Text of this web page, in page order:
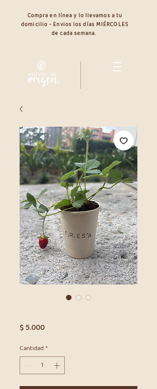
Compra en línea y lo llevamos a tu
domicilio - Envios los días MIÉRCOLES
de cada semana.
$ 5.000Precio
Cantidad *